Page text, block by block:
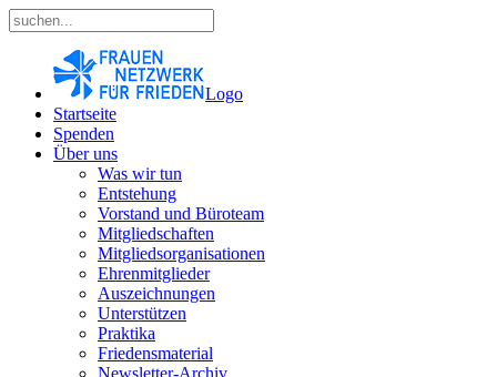
Logo
Startseite
Spenden
Über uns
Was wir tun
Entstehung
Vorstand und Büroteam
Mitgliedschaften
Mitgliedsorganisationen
Ehrenmitglieder
Auszeichnungen
Unterstützen
Praktika
Friedensmaterial
Newsletter-Archiv